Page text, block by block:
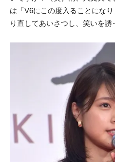
は「V6にこの度入ることにな
り直してあいさつし、笑いを誘